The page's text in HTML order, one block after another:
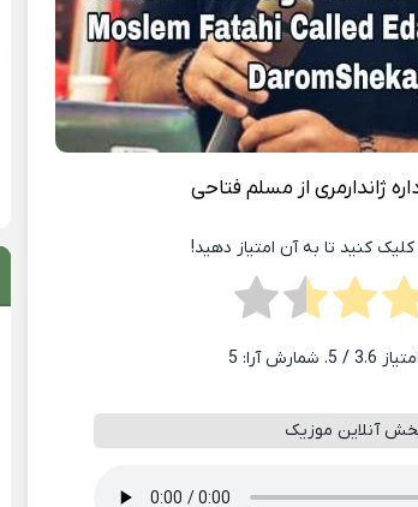
ژاندارمری از مسلم فتاحی
کنید تا به آن امتیاز دهید!
3.6/ 5. شمارش آرا: 5
آنلاین موزیک